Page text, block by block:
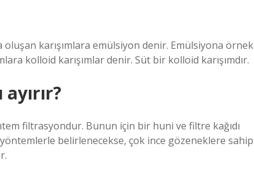
oluşan karışımlara emülsiyon denir. Emülsiyona örnek
kolloid karışımlar denir. Süt bir kolloid karışımdır.
filtrasyondur. Bunun için bir huni ve filtre kağıdı
belirlenecekse, çok ince gözeneklere sahip